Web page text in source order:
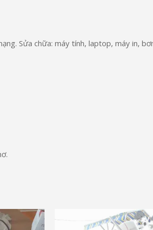
Sửa chữa: máy tính, laptop, máy in,